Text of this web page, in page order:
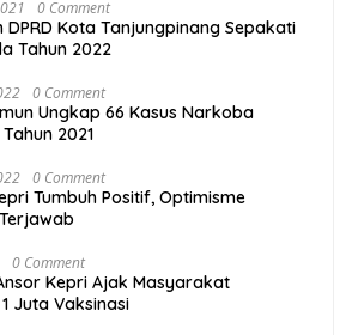
0 Comment
DPRD Kota Tanjungpinang Sepakati
Tahun 2022
0 Comment
Ungkap 66 Kasus Narkoba
2021
0 Comment
Tumbuh Positif, Optimisme
0 Comment
Kepri Ajak Masyarakat
Juta Vaksinasi